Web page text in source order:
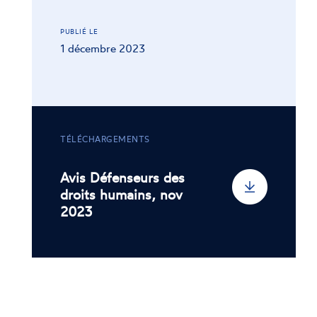
PUBLIÉ LE
1 décembre 2023
TÉLÉCHARGEMENTS
Avis Défenseurs des
droits humains, nov
2023